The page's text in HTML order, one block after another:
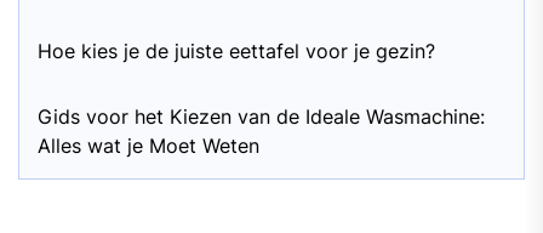
Hoe kies je de juiste eettafel voor je gezin?
Gids voor het Kiezen van de Ideale Wasmachine:
Alles wat je Moet Weten